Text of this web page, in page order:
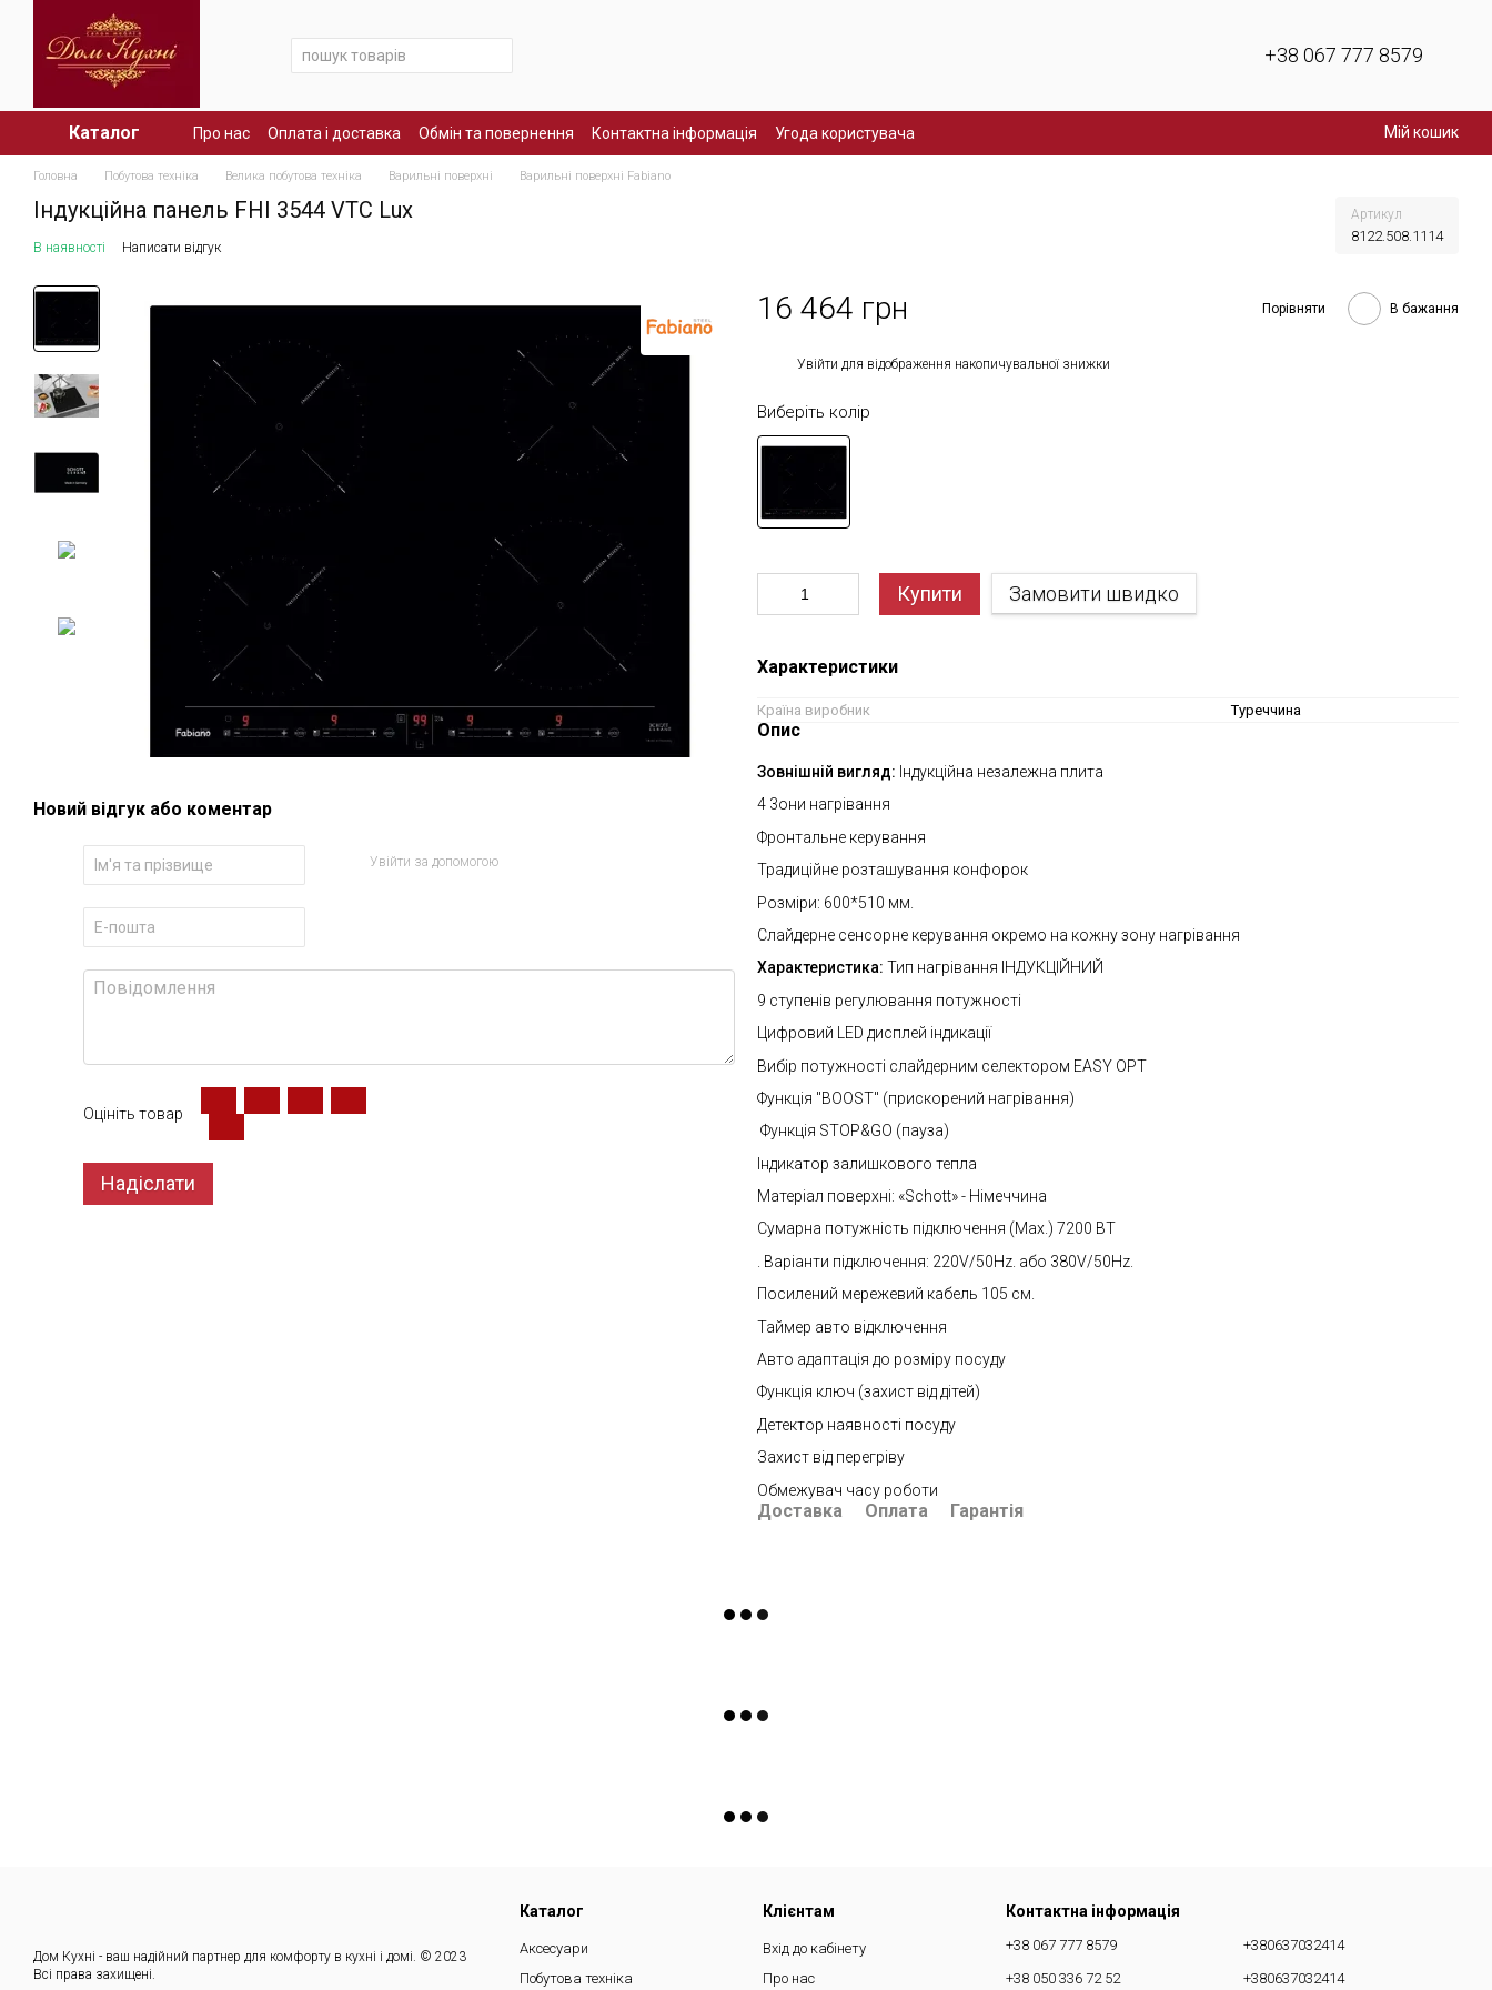
Перейти до основного контенту
+38 067 777 8579
Каталог Про нас Оплата і доставка Обмін та повернення Контактна інформація Угода користувача Мій кошик
Головна Побутова техніка Велика побутова техніка Варильні поверхні Варильні поверхні Fabiano
Індукційна панель FHI 3544 VTC Lux Артикул
8122.508.1114
В наявності Написати відгук
Новий відгук або коментар
Увійти за допомогою
Оцініть товар
Надіслати
16 464 грн Порівняти В бажання
Увійти для відображення накопичувальної знижки
Виберіть колір
Купити Замовити швидко
Характеристики
Країна виробник Туреччина
Опис
Зовнішній вигляд: Індукційна незалежна плита
4 3они нагрівання
Фронтальне керування
Традиційне розташування конфорок
Розміри: 600*510 мм.
Слайдерне сенсорне керування окремо на кожну зону нагрівання
Характеристика: Тип нагрівання ІНДУКЦІЙНИЙ
9 ступенів регулювання потужності
Цифровий LED дисплей індикації
Вибір потужності слайдерним селектором EASY OPT
Функція "BOOST" (прискорений нагрівання)
Функція STOP&GO (пауза)
Індикатор залишкового тепла
Матеріал поверхні: «Schott» - Німеччина
Сумарна потужність підключення (Max.) 7200 BT
. Варіанти підключення: 220V/50Hz. або 380V/50Hz.
Посилений мережевий кабель 105 см.
Таймер авто відключення
Авто адаптація до розміру посуду
Функція ключ (захист від дітей)
Детектор наявності посуду
Захист від перегріву
Обмежувач часу роботи
Доставка Оплата Гарантія
Дом Кухні - ваш надійний партнер для комфорту в кухні і домі. © 2023
Всі права захищені.
Каталог
Аксесуари
Побутова техніка
Клієнтам
Вхід до кабінету
Про нас
Контактна інформація
+38 067 777 8579
+38 050 336 72 52
+380637032414
+380637032414